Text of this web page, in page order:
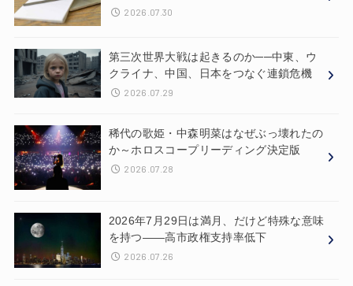
2026.07.30
第三次世界大戦は起きるのか──中東、ウ
クライナ、中国、日本をつなぐ連鎖危機
2026.07.29
稀代の歌姫・中森明菜はなぜぶっ壊れたの
か～ホロスコープリーディング決定版
2026.07.28
2026年7月29日は満月、だけど特殊な意味
を持つ——高市政権支持率低下
2026.07.26